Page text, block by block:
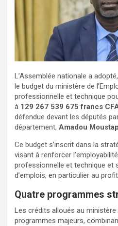
L’Assemblée nationale a
le budget du ministère de
professionnelle et technique
à 129 267 539 675 francs
défendue devant les députés
département, Amadou
Ce budget s’inscrit dans la
visant à renforcer
professionnelle et technique et
d’emplois, en particulier au
Quatre programmes
Les crédits alloués au
programmes majeurs,